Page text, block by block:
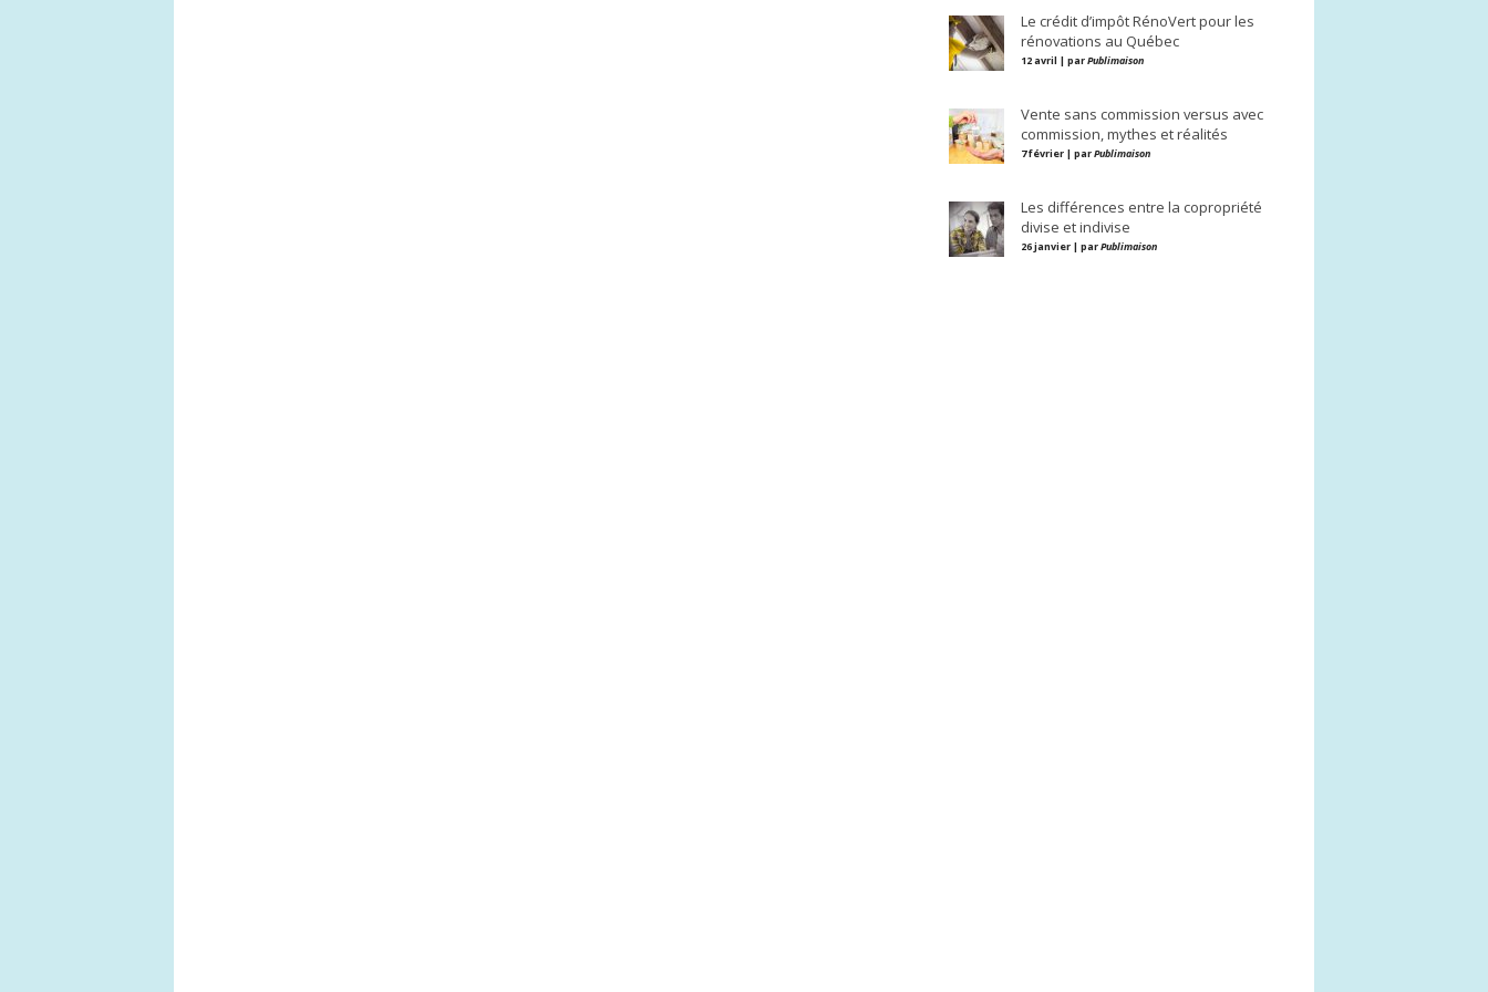
Le crédit d’impôt RénoVert pour les
rénovations au Québec
12 avril | parPublimaison
Vente sans commission versus avec
commission, mythes et réalités
7 février | parPublimaison
Les différences entre la copropriété
divise et indivise
26 janvier | parPublimaison